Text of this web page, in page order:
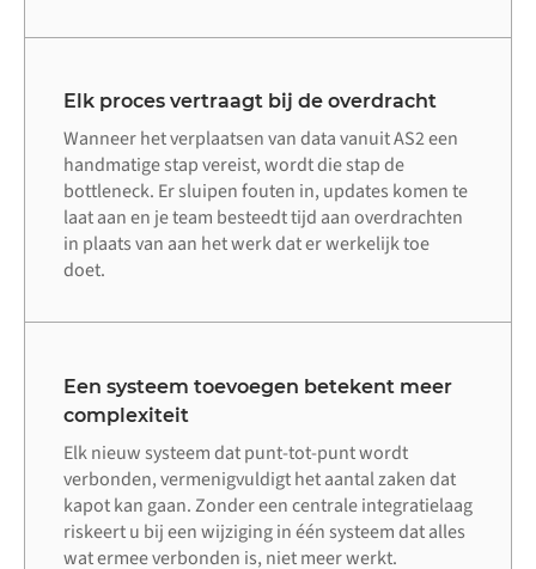
Elk proces vertraagt bij de overdracht
Wanneer het verplaatsen van data vanuit AS2 een
handmatige stap vereist, wordt die stap de
bottleneck. Er sluipen fouten in, updates komen te
laat aan en je team besteedt tijd aan overdrachten
in plaats van aan het werk dat er werkelijk toe
doet.
Een systeem toevoegen betekent meer
complexiteit
Elk nieuw systeem dat punt-tot-punt wordt
verbonden, vermenigvuldigt het aantal zaken dat
kapot kan gaan. Zonder een centrale integratielaag
riskeert u bij een wijziging in één systeem dat alles
wat ermee verbonden is, niet meer werkt.